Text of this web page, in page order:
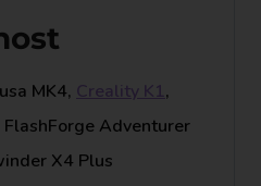
MK4, Creality K1,
Adventurer
X4 Plus